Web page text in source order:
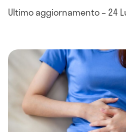
Ultimo aggiornamento – 24